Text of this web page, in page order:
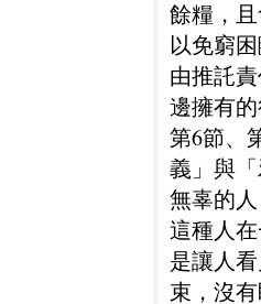
餘糧，
以免窮
由推託
邊擁有
第6節、
義」與
無辜的
這種人
是讓人
束，沒